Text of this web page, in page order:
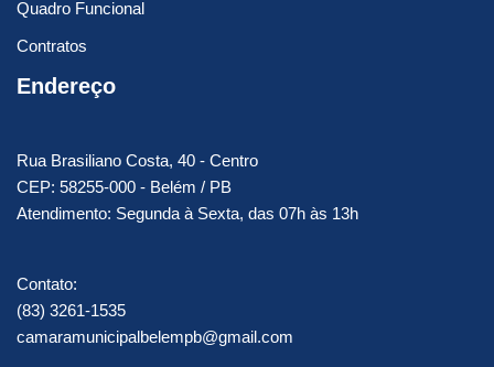
Quadro Funcional
Contratos
Endereço
Rua Brasiliano Costa, 40 - Centro
CEP: 58255-000 - Belém / PB
Atendimento: Segunda à Sexta, das 07h às 13h
Contato:
(83) 3261-1535
camaramunicipalbelempb@gmail.com